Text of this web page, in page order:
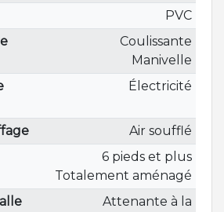
PVC
Coulissante
Manivelle
Électricité
Air soufflé
6 pieds et plus
Totalement aménagé
Attenante à la